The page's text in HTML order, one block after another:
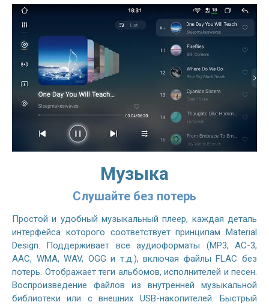
Музыка
Слушайте без потерь
Простой и удобный музыкальный плеер, каждая деталь
интерфейса которого соответствует принципам Material
Design. Поддерживает все аудиоформаты (MP3, AC-3,
AAC, WMA, WAV, OGG и т.д.), включая файлы FLAC без
потерь. Отображает теги альбомов, исполнителей и песен.
Воспроизведение файлов из внутренней музыкальной
библиотеки или с внешних USB-накопителей. Быстрый